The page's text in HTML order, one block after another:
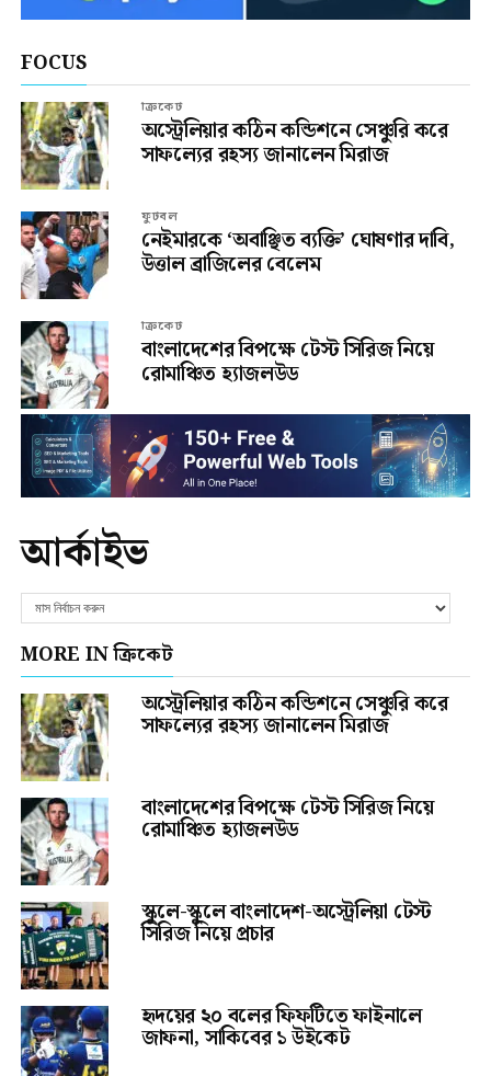
FOCUS
ক্রিকেট
অস্ট্রেলিয়ার কঠিন কন্ডিশনে সেঞ্চুরি করে
সাফল্যের রহস্য জানালেন মিরাজ
ফুটবল
নেইমারকে ‘অবাঞ্ছিত ব্যক্তি’ ঘোষণার দাবি,
উত্তাল ব্রাজিলের বেলেম
ক্রিকেট
বাংলাদেশের বিপক্ষে টেস্ট সিরিজ নিয়ে
রোমাঞ্চিত হ্যাজলউড
আর্কাইভ
MORE IN ক্রিকেট
অস্ট্রেলিয়ার কঠিন কন্ডিশনে সেঞ্চুরি করে
সাফল্যের রহস্য জানালেন মিরাজ
বাংলাদেশের বিপক্ষে টেস্ট সিরিজ নিয়ে
রোমাঞ্চিত হ্যাজলউড
স্কুলে-স্কুলে বাংলাদেশ-অস্ট্রেলিয়া টেস্ট
সিরিজ নিয়ে প্রচার
হৃদয়ের ২০ বলের ফিফটিতে ফাইনালে
জাফনা, সাকিবের ১ উইকেট